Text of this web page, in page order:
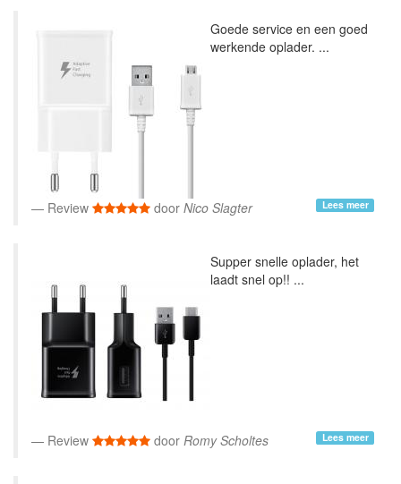
Goede service en een goed
werkende oplader. ...
Review door Nico Slagter Lees meer
Supper snelle oplader, het
laadt snel op!! ...
Review door Romy Scholtes Lees meer